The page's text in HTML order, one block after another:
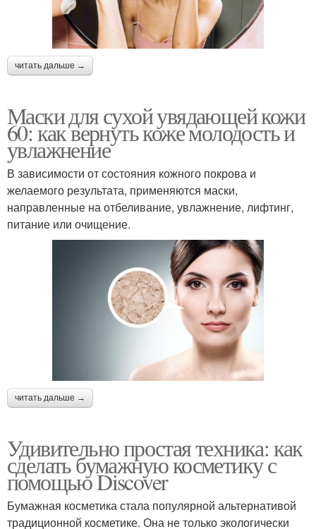
читать дальше →
Маски для сухой увядающей кожи
60: как вернуть коже молодость и
увлажнение
В зависимости от состояния кожного покрова и
желаемого результата, применяются маски,
направленные на отбеливание, увлажнение, лифтинг,
питание или очищение.
читать дальше →
Удивительно простая техника: как
сделать бумажную косметику с
помощью Discover
Бумажная косметика стала популярной альтернативой
традиционной косметике. Она не только экологически